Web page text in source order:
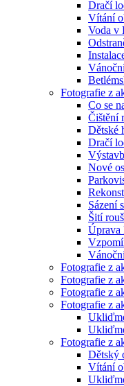
Dračí
Vítání
Voda v
Fotografie z
Co se
Čištění
Dětské
Dračí
Nové
Sázení
Šití
Úprava
Fotografie z
Fotografie z
Fotografie z
Fotografie z
Fotografie z
Dětský
Vítání